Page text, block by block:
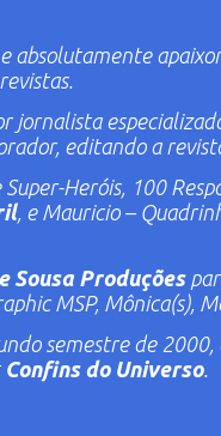
jornalista
editando a
Super-Heróis, 100
, e Mauricio –
Sousa Produções
MSP, Mônica(s),
semestre de
Confins do Universo.